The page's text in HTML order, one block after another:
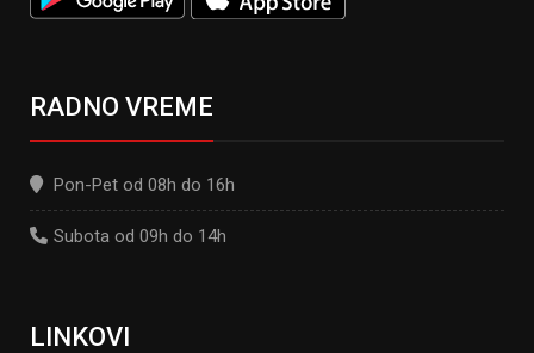
RADNO VREME
Pon-Pet od 08h do 16h
Subota od 09h do 14h
LINKOVI